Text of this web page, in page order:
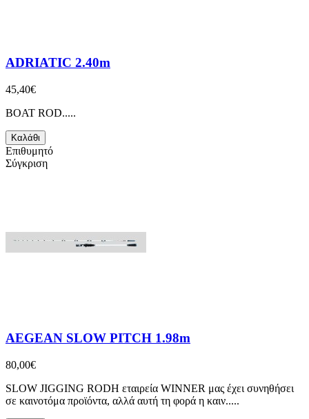
ADRIATIC 2.40m
45,40€
BOAT ROD.....
Καλάθι
Επιθυμητό
Σύγκριση
AEGEAN SLOW PITCH 1.98m
80,00€
SLOW JIGGING RODΗ εταιρεία WINNER μας έχει συνηθήσει
σε καινοτόμα προϊόντα, αλλά αυτή τη φορά η καιν.....